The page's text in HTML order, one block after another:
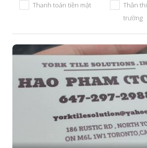
Thanh toán tiền mặt
Thân
trường